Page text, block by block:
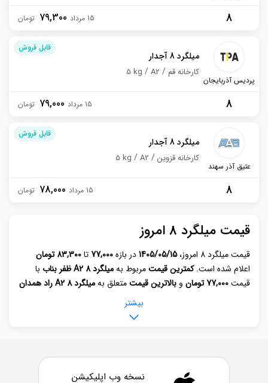
8
79,300 15 مرداد
قابل فروش
پردیس آذربایجان
میلگرد 8 آجدار
5 kg A2 کارخانه قم
8
79,000 15 مرداد
قابل فروش
عتیق آذر سهند
میلگرد 8 آجدار
5 kg A2 کارخانه قزوین
8
78,000 15 مرداد
قیمت میلگرد 8 امروز
قیمت میلگرد 8 امروز، 1405/05/15در بازه‌77,000 تا83,300 تومان
اعلام شده است.کمترین قیمتمربوط بهمیلگرد 8 A2 ظفر بناب
با
قیمت77,000 تومان و بالاترین قیمتمتعلق بهمیلگرد 8 A2 راد همدان
است. برای مشاهده لیست کامل
، به جدول قیمت درج شده در وبسایت کیلوتن
فولاد شکل می‌گیرد که از بهای مواد اولیه و شمش فولادی آغاز شده و تا
هزینه‌های انرژی، حمل‌ونقل، نرخ ارز، سطح عرضه و تقاضا در بازار
بیشتر
نسخه وب اپلیکیشن